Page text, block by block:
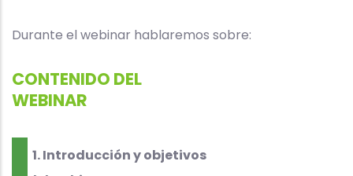
Durante el webinar hablaremos sobre:
CONTENIDO DEL
WEBINAR
1. Introducción y objetivos